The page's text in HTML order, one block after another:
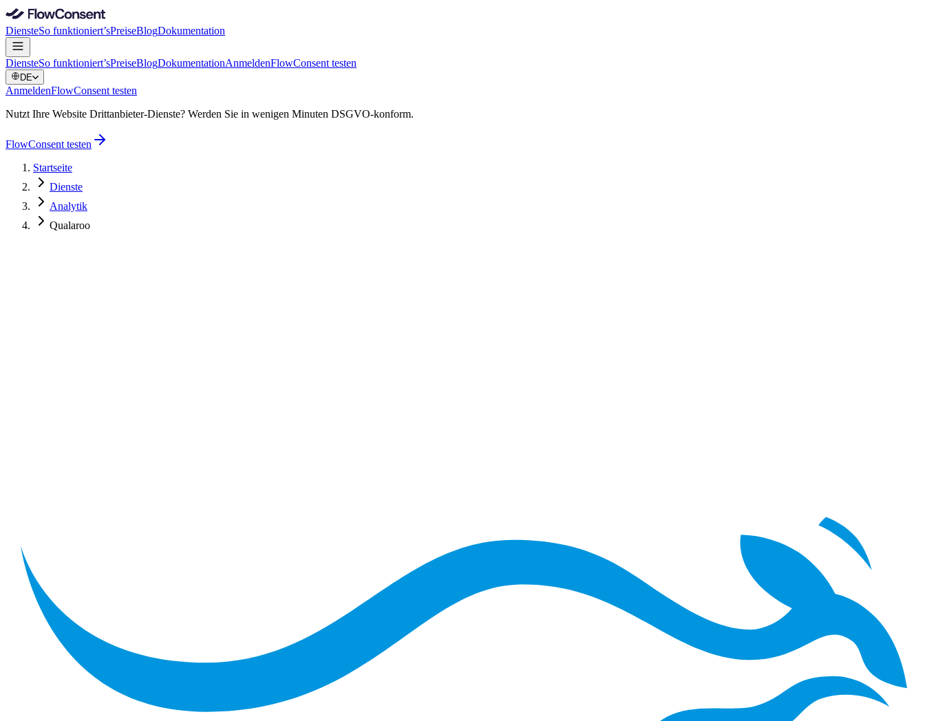
DiensteSo funktioniert’sPreiseBlogDokumentation
DiensteSo funktioniert’sPreiseBlogDokumentationAnmeldenFlowConsent testen
DE
AnmeldenFlowConsent testen
Nutzt Ihre Website Drittanbieter-Dienste? Werden Sie in wenigen Minuten DSGVO-konform.
FlowConsent testen
Startseite
Dienste
Analytik
Qualaroo